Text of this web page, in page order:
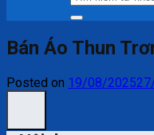
kiếm:
Bán Áo Thun
Posted on 19/08/2025